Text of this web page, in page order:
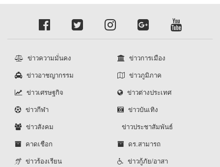
ข่าวความมั่นคง
ข่าวการเมือง
ข่าวอาชญากรรม
ข่าวภูมิภาค
ข่าวเศรษฐกิจ
ข่าวต่างประเทศ
ข่าวกีฬา
ข่าวบันเทิง
ข่าวสังคม
ข่าวประชาสัมพันธ์
คาดเชือก
ดร.สามารถ
ข่าวร้องเรียน
ข่าวกู้ภัย/อาสา